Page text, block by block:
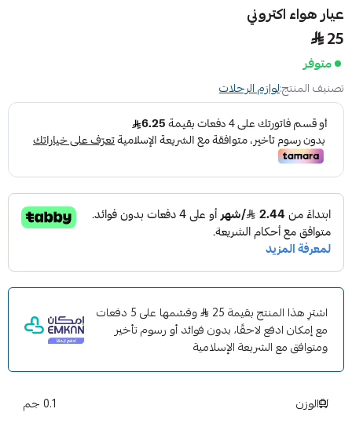
عيار هواء اكتروني
25
متوفر
تصنيف المنتج:لوازم الرحلات
اشترِ هذا المنتج بقيمة 25
وقسّمها على 5 دفعات
مع إمكان ادفع لاحقًا، بدون فوائد أو رسوم تأخير
ومتوافق مع الشريعة الإسلامية
الوزن 0.1 جم